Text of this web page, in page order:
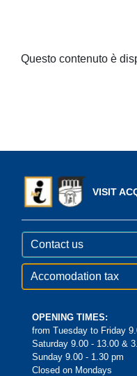
Questo contenuto è
VISIT
Contact us
Accomodation tax
OPENING TIMES:
from Tuesday to Friday
Saturday 9.00 - 13.00 &
Sunday 9.00 - 1.30 pm
Closed on Mondays